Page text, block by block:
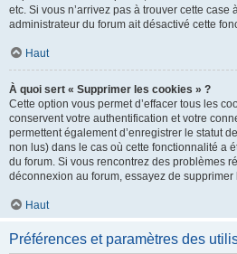
etc. Si vous n’arrivez pas à trouver cette case
administrateur du forum ait désactivé cette
Haut
À quoi sert « Supprimer les cookies » ?
Cette option vous permet d’effacer tous les
conservent votre authentification et votre
permettent également d’enregistrer le statut
non lus) dans le cas où cette fonctionnalité a
du forum. Si vous rencontrez des problèmes
déconnexion au forum, essayez de supprimer
Haut
Préférences et paramètres des